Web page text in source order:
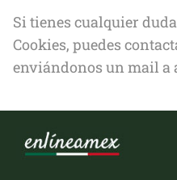
Si tienes cualquier
Cookies, puedes
enviándonos un mail a